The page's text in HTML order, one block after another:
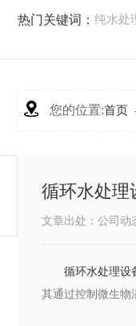
热门关键词： 纯水处
您的位置:首页
循环水处理
文章出处：公司动
循环水处理设
其通过控制微生物